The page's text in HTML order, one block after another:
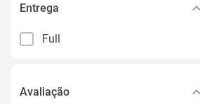
Entrega
Full
Avaliação